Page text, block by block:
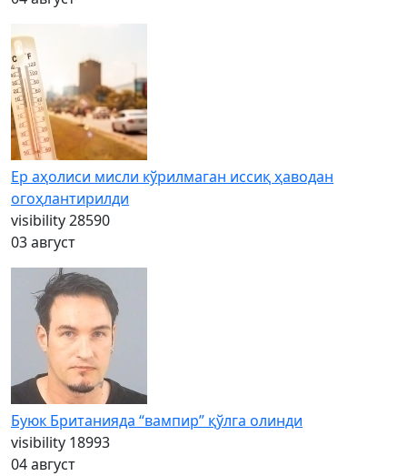
Ер аҳолиси мисли кўрилмаган иссиқ ҳаводан
огоҳлантирилди
visibility28590
03 август
Буюк Британияда “вампир” қўлга олинди
visibility 18993
04 август